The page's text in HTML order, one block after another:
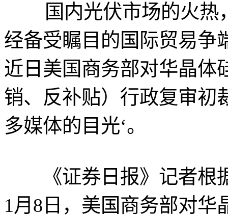
国内光伏市场的火热
经备受瞩目的国际贸易争
近日美国商务部对华晶体
销、反补贴）行政复审初
多媒体的目光‘。
《证券日报》记者根据
1月8日，美国商务部对华